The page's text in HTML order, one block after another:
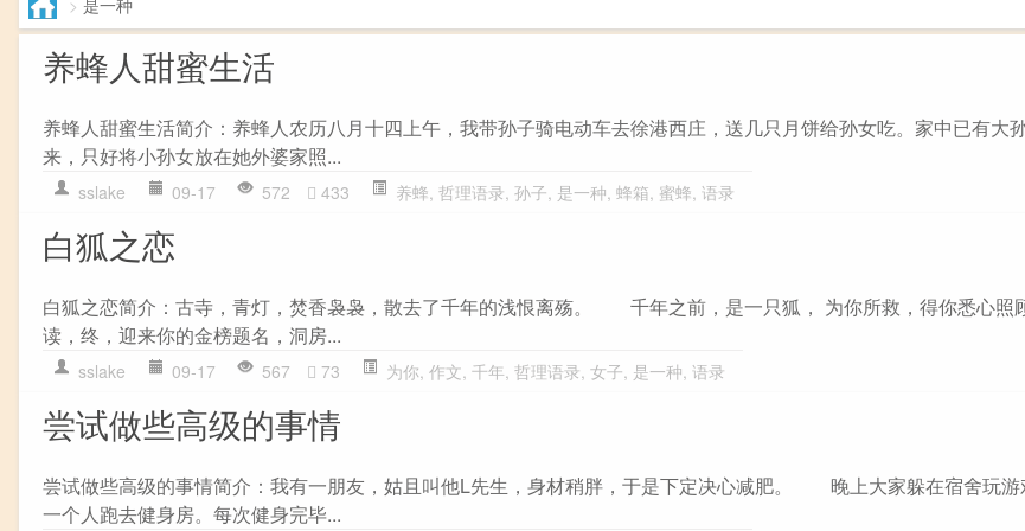
养蜂人甜蜜生活
养蜂人甜蜜生活简介：养蜂人农历八月十四上午，我带孙子骑电动车去徐港西庄，送几只月饼给孙女吃。家中已有大
来，只好将小孙女放在她外婆家照...
sslake 09-17 572 433 养蜂, 哲理语录, 孙子, 是一种, 蜂箱, 蜜蜂, 语录
白狐之恋
白狐之恋简介：古寺，青灯，焚香袅袅，散去了千年的浅恨离殇。 千年之前，是一只狐， 为你所救，得你悉心照
读，终，迎来你的金榜题名，洞房...
sslake 09-17 567 73 为你, 作文, 千年, 哲理语录, 女子, 是一种, 语录
尝试做些高级的事情
尝试做些高级的事情简介：我有一朋友，姑且叫他L先生，身材稍胖，于是下定决心减肥。 晚上大家躲在宿舍玩游
一个人跑去健身房。每次健身完毕...